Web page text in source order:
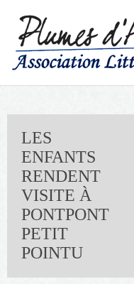
LES
ENFANTS
RENDENT
VISITE À
PONTPONT
PETIT
POINTU